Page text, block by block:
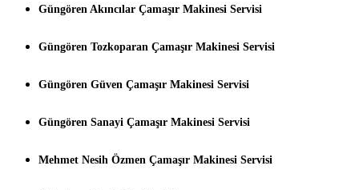
Güngören Akıncılar Çamaşır Makinesi Servisi
Güngören Tozkoparan Çamaşır Makinesi Servisi
Güngören Güven Çamaşır Makinesi Servisi
Güngören Sanayi Çamaşır Makinesi Servisi
Mehmet Nesih Özmen Çamaşır Makinesi Servisi